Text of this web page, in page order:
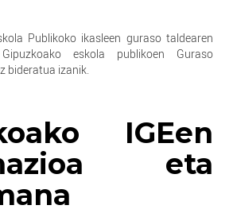
Publikoko ikasleen guraso taldearen
eskola publikoen Guraso
bideratua izanik.
IGEen
eta